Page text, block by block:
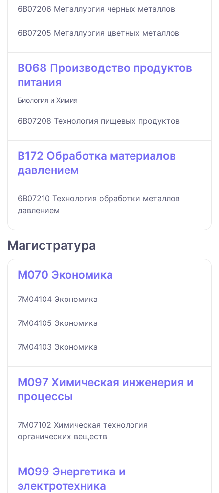
6B07206 Металлургия черных металлов
6B07205 Металлургия цветных металлов
B068 Производство продуктов
питания
Биология и Химия
6B07208 Технология пищевых продуктов
B172 Обработка материалов
давлением
6B07210 Технология обработки металлов
давлением
Магистратура
M070 Экономика
7M04104 Экономика
7M04105 Экономика
7M04103 Экономика
M097 Химическая инженерия и
процессы
7M07102 Химическая технология
органических веществ
M099 Энергетика и
электротехника